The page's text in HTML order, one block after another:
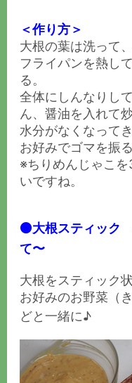
＜作り方＞
大根の葉は洗って
フライパンを熱し
る。
全体にしんなりし
ん、醤油を入れて
水分がなくなって
お好みでゴマを振
※ちりめんじゃこ
いですね。
⚫️大根スティック
て〜
大根をスティック
お好みのお野菜（
どと一緒に♪